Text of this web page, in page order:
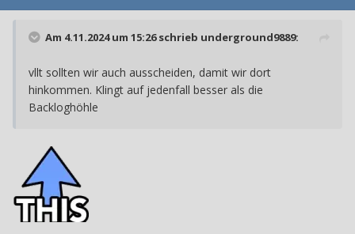
Am 4.11.2024 um 15:26 schrieb underground9889:
vllt sollten wir auch ausscheiden, damit wir dort
hinkommen. Klingt auf jedenfall besser als die
Backloghöhle